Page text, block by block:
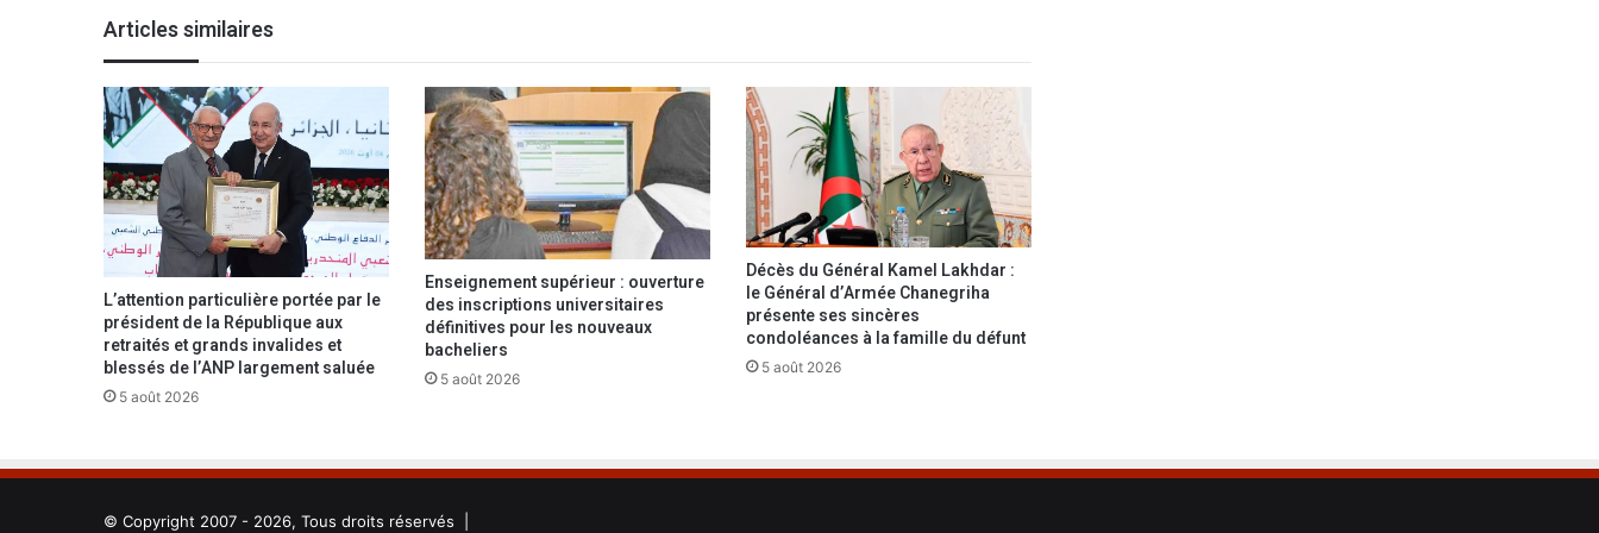
o
u
n
e
s
u
b
i
e
l
l
e
e
e
s
u
a
c
c
i
n
A
s
Articles similaires
L’attention particulière portée par le
président de la République aux
retraités et grands invalides et
blessés de l’ANP largement saluée
5 août 2026
Enseignement supérieur : ouverture
des inscriptions universitaires
définitives pour les nouveaux
bacheliers
5 août 2026
Décès du Général Kamel Lakhdar :
le Général d’Armée Chanegriha
présente ses sincères
condoléances à la famille du défunt
5 août 2026
© Copyright 2007 - 2026, Tous droits réservés |